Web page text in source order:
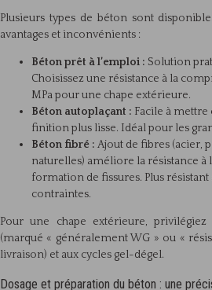
Plusieurs types de béton sont
avantages et inconvénients :
Béton prêt à l’emploi : Solution
Choisissez une résistance à la
MPa pour une chape extérieure.
Béton autoplaçant : Facile à
finition plus lisse. Idéal pour les
Béton fibré : Ajout de fibres (acier,
naturelles) améliore la résistance
formation de fissures. Plus résistant
contraintes.
Pour une chape extérieure,
(marqué « généralement WG » ou «
livraison) et aux cycles gel-dégel.
Dosage et préparation du béton : une